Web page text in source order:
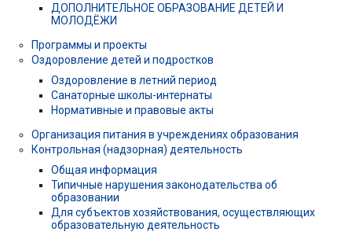
ДОПОЛНИТЕЛЬНОЕ ОБРАЗОВАНИЕ ДЕТЕЙ И
МОЛОДЁЖИ
Программы и проекты
Оздоровление детей и подростков
Оздоровление в летний период
Санаторные школы-интернаты
Нормативные и правовые акты
Организация питания в учреждениях образования
Контрольная (надзорная) деятельность
Общая информация
Типичные нарушения законодательства об
образовании
Для субъектов хозяйствования, осуществляющих
образовательную деятельность